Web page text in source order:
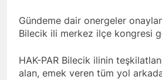
ziyaret etti
HAK-
HAK-PAR
KDP
Gündeme dair onergeler
Bilecik ili merkez ilçe kongresi
HAK-PAR Bilecik ilinin
alan, emek veren tüm yol